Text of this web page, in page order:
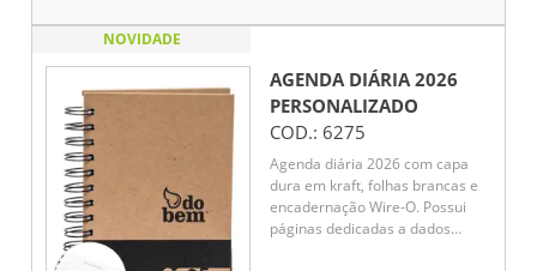
NOVIDADE
AGENDA DIÁRIA 2026
PERSONALIZADO
COD.: 6275
Agenda diária 2026 com capa
dura em kraft, folhas brancas e
encadernação Wire-O. Possui
páginas dedicadas a dados